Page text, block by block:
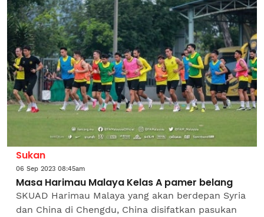
Sukan
06 Sep 2023 08:45am
Masa Harimau Malaya Kelas A pamer belang
SKUAD Harimau Malaya yang akan berdepan Syria
dan China di Chengdu, China disifatkan pasukan